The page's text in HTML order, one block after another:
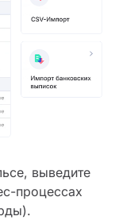
выведите
процессах